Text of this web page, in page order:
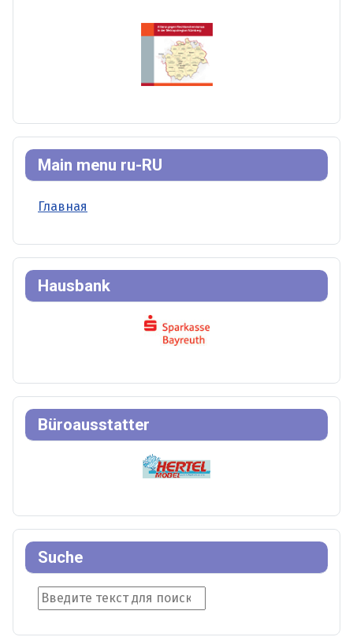
Main menu ru-RU
Главная
Hausbank
Büroausstatter
Suche
Suche